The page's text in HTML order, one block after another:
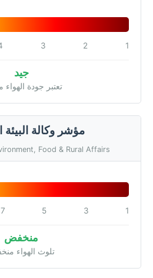
1
2
3
جيد
تعتبر جودة
مؤشر وكالة البيئة
Food & Rural Affairs
1
3
5
7
منخفض
تلوث الهواء